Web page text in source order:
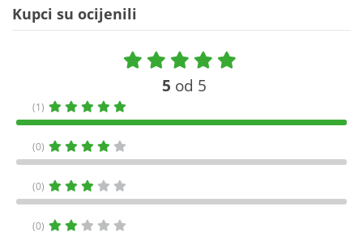
Kupci su ocijenili
5 od 5
(1)
(0)
(0)
(0)